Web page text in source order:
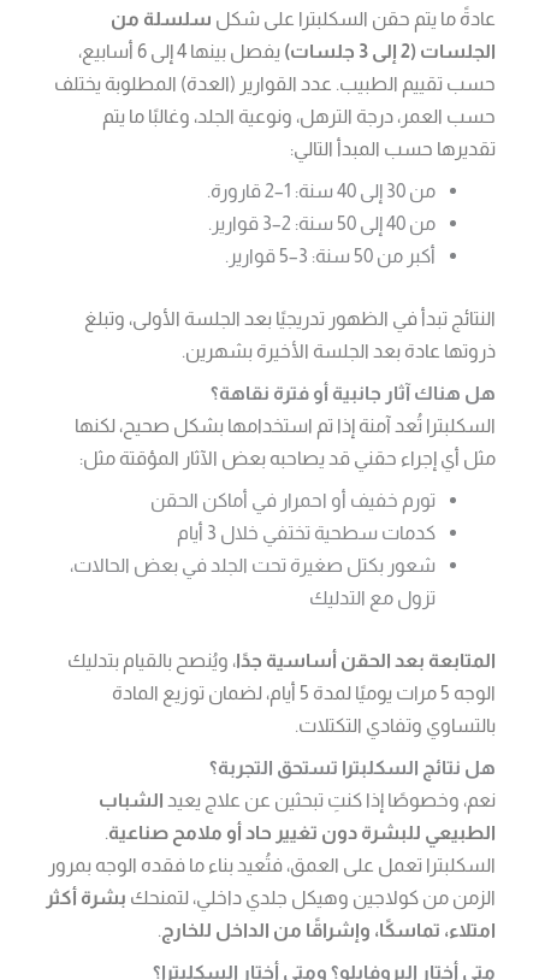
عادةً ما يتم حقن السكلبترا على شكل سلسلة من
الجلسات (2 إلى 3 جلسات)
يفصل بينها 4 إلى 6 أسابيع،
حسب تقييم الطبيب. عدد القوارير (العدة) المطلوبة يختلف
حسب العمر، درجة الترهل، ونوعية الجلد، وغالبًا ما يتم
تقديرها حسب المبدأ التالي:
من 30 إلى 40 سنة: 1–2 قارورة.
من 40 إلى 50 سنة: 2–3 قوارير.
أكبر من 50 سنة: 3–5 قوارير.
النتائج تبدأ في الظهور تدريجيًا بعد الجلسة الأولى، وتبلغ
ذروتها عادة بعد الجلسة الأخيرة بشهرين.
هل هناك آثار جانبية أو فترة نقاهة؟
السكلبترا تُعد آمنة إذا تم استخدامها بشكل صحيح، لكنها
مثل أي إجراء حقني قد يصاحبه بعض الآثار المؤقتة مثل:
تورم خفيف أو احمرار في أماكن الحقن
كدمات سطحية تختفي خلال 3 أيام
شعور بكتل صغيرة تحت الجلد في بعض الحالات،
تزول مع التدليك
المتابعة بعد الحقن أساسية جدًا، ويُنصح بالقيام بتدليك
الوجه 5 مرات يوميًا لمدة 5 أيام، لضمان توزيع المادة
بالتساوي وتفادي التكتلات.
هل نتائج السكلبترا تستحق التجربة؟
نعم، وخصوصًا إذا كنتِ تبحثين عن علاج يعيد الشباب
الطبيعي للبشرة دون تغيير حاد أو ملامح صناعية.
السكلبترا تعمل على العمق، فتُعيد بناء ما فقده الوجه بمرور
الزمن من كولاجين وهيكل جلدي داخلي، لتمنحك بشرة أكثر
امتلاء، تماسكًا، وإشراقًا من الداخل للخارج .
متى أختار البروفايلو؟ ومتى أختار السكلبترا؟